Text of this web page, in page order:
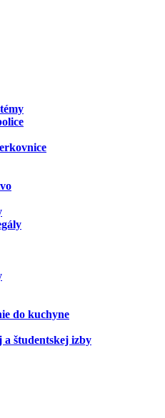
do kuchyne
a študentskej izby